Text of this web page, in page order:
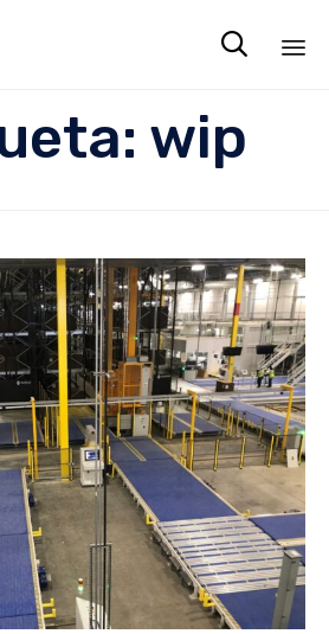

wip